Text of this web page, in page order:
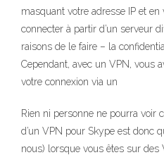
masquant votre adresse IP et
connecter à partir d’un serveur
raisons de le faire – la
Cependant, avec un VPN, vous
votre connexion via un
Rien ni personne ne pourra voir
d’un VPN pour Skype est donc
nous) lorsque vous êtes sur